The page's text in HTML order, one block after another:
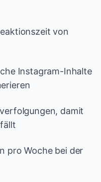
von
Instagram-Inhalte
damit
pro Woche bei der